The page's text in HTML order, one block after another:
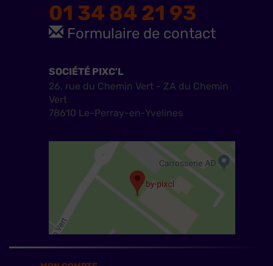
01 34 84 21 93
Formulaire de contact
SOCIÉTÉ PIXC'L
26, rue du Chemin Vert - ZA du Chemin
Vert
78610 Le-Perray-en-Yvelines